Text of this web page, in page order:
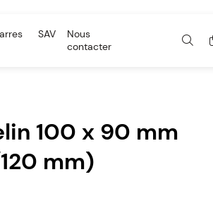
SAV
Nous
contacter
100 x 90 mm
mm)